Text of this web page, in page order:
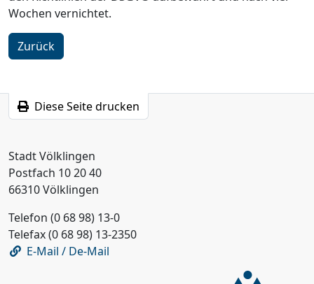
Wochen vernichtet.
Zurück
Diese Seite drucken
Stadt Völklingen
Postfach 10 20 40
66310 Völklingen
Telefon (0 68 98) 13-0
Telefax (0 68 98) 13-2350
E-Mail / De-Mail